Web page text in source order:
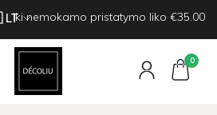
Iki nemokamo pristatymo liko €35.00
0